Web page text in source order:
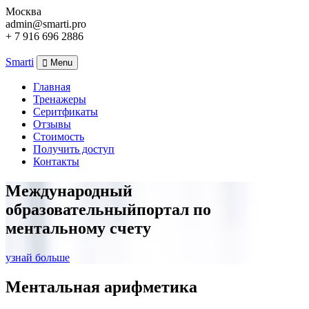
Москва
admin@smarti.pro
+ 7 916 696 2886
Smarti
Menu
Главная
Тренажеры
Серитфикаты
Отзывы
Стоимость
Получить доступ
Контакты
Международный
образовательныйпортал по
ментальному счету
узнай больше
Ментальная арифметика